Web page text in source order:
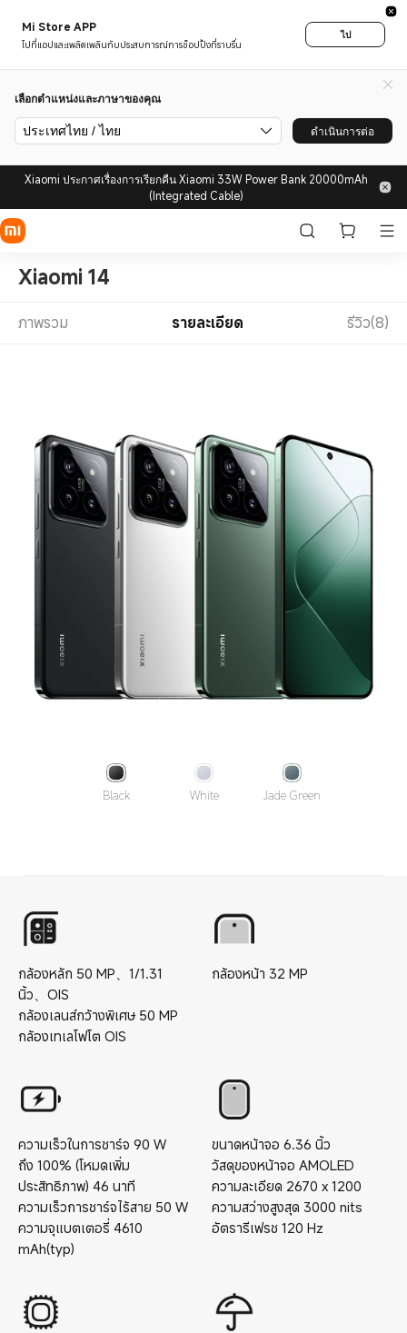
Mi Store APP
ไปที่แอปและเพลิดเพลินกับประสบการณ์การช็อปปิ้งที่ราบรื่น
ไป
เลือกตำแหน่งและภาษาของคุณ
ประเทศไทย / ไทย ดำเนินการต่อ
Xiaomi ประกาศเรื่องการเรียกคืน Xiaomi 33W Power Bank 20000mAh
(Integrated Cable)
Xiaomi 14
ภาพรวม รายละเอียด รีวิว(8)
Black White Jade Green
กล้องหลัก 50 MP
1/1.31
นิ้ว
OIS
กล้องเลนส์กว้างพิเศษ 50 MP
กล้องเทเลโฟโต OIS
กล้องหน้า 32 MP
ความเร็วในการชาร์จ 90 W
ถึง 100% (โหมดเพิ่ม
ประสิทธิภาพ) 46 นาที
ความเร็วการชาร์จไร้สาย 50 W
ความจุแบตเตอรี่ 4610
mAh(typ)
ขนาดหน้าจอ 6.36 นิ้ว
วัสดุของหน้าจอ AMOLED
ความละเอียด 2670 x 1200
ความสว่างสูงสุด 3000 nits
อัตรารีเฟรช 120 Hz